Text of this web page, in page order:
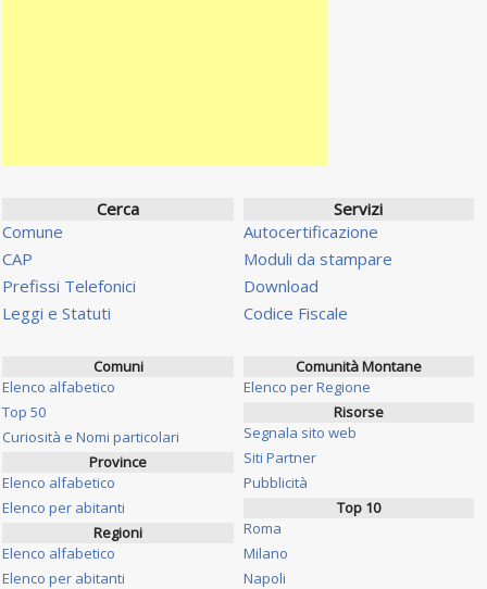
Cerca
Comune
CAP
Prefissi Telefonici
Leggi e Statuti
Servizi
Autocertificazione
Moduli da stampare
Download
Codice Fiscale
Comuni
Elenco alfabetico
Top 50
Curiosità e Nomi particolari
Province
Elenco alfabetico
Elenco per abitanti
Regioni
Elenco alfabetico
Elenco per abitanti
Comunità Montane
Elenco per Regione
Risorse
Segnala sito web
Siti Partner
Pubblicità
Top 10
Roma
Milano
Napoli